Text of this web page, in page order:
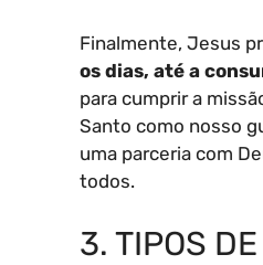
Finalmente, Jesus
os dias, até a
para cumprir a
Santo como nosso
uma parceria com
todos.
3. TIPOS